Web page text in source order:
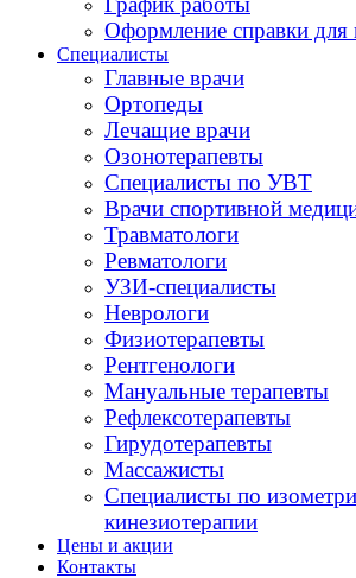
Оформление справки
Специалисты
Главные врачи
Ортопеды
Лечащие врачи
Озонотерапевты
Специалисты по УВТ
Врачи спортивной
Травматологи
Ревматологи
УЗИ-специалисты
Неврологи
Физиотерапевты
Рентгенологи
Мануальные терапевты
Рефлексотерапевты
Гирудотерапевты
Массажисты
Специалисты по
кинезиотерапии
Цены и акции
Контакты